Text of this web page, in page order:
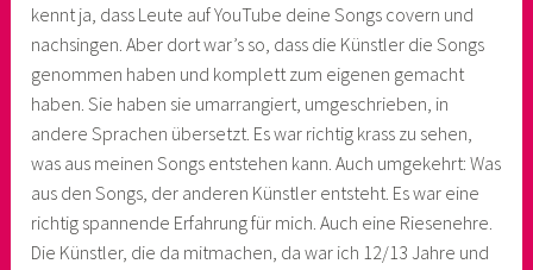
kennt ja, dass Leute auf YouTube deine Songs covern und
nachsingen. Aber dort war’s so, dass die Künstler die Songs
genommen haben und komplett zum eigenen gemacht
haben. Sie haben sie umarrangiert, umgeschrieben, in
andere Sprachen übersetzt. Es war richtig krass zu sehen,
was aus meinen Songs entstehen kann. Auch umgekehrt: Was
aus den Songs, der anderen Künstler entsteht. Es war eine
richtig spannende Erfahrung für mich. Auch eine Riesenehre.
Die Künstler, die da mitmachen, da war ich 12/13 Jahre und